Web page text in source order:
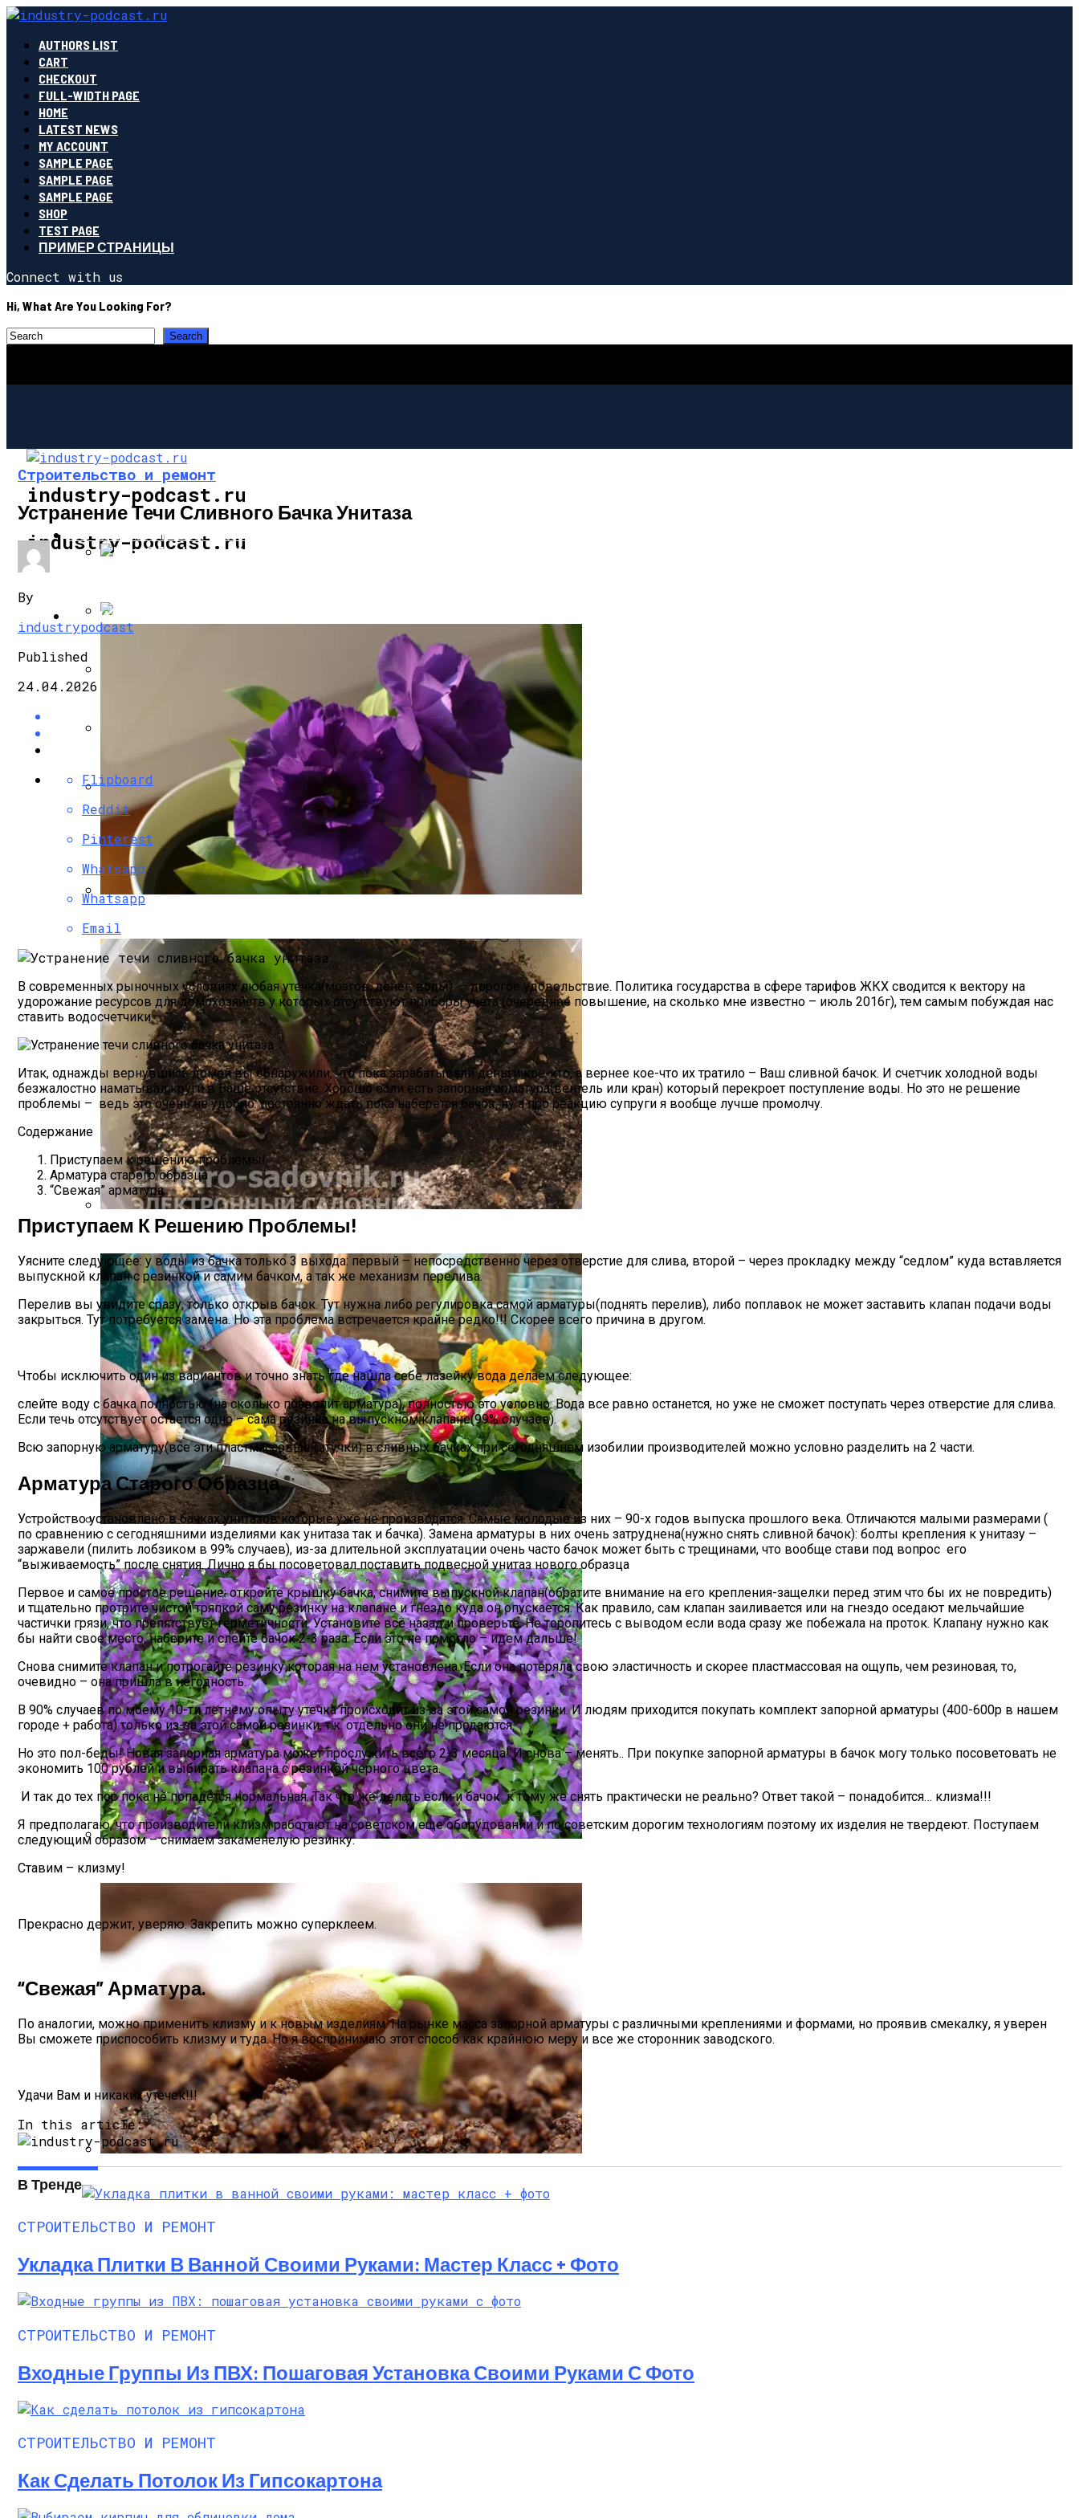
AUTHORS LIST
CART
CHECKOUT
FULL-WIDTH PAGE
HOME
LATEST NEWS
MY ACCOUNT
SAMPLE PAGE
SAMPLE PAGE
SAMPLE PAGE
SHOP
TEST PAGE
ПРИМЕР СТРАНИЦЫ
Connect with us
Hi, What Are You Looking For?
industry-podcast.ru
industry-podcast.ru
СТРОИТЕЛЬСТВО И РЕМОНТ
Дровяная Печка Для Готовки На Даче
Собираем Уличный Камин
Фальш-Камин Своими Руками:
Садовая Печь-Барбекю Своими Руками
САД И ОГОРОД
Как Прорастить Канны После Зимы – Фото Инструкция
Виды Цветов Для Посадки В Апреле, Чтобы Быстрее Зацвели
Размножение Клематиса Семенами
Строительство и ремонт
Устранение Течи Сливного Бачка Унитаза
By
industrypodcast
Published
24.04.2026
Flipboard
Reddit
Pinterest
Whatsapp
Whatsapp
Email
В современных рыночных условиях любая утечка(мозгов, денег, воды) – дорогое удовольствие. Политика государства в сфере тарифов ЖКХ сводится к вектору на
удорожание ресурсов для домохозяйств у которых отсутствуют приборы учета (очередное повышение, на сколько мне известно – июль 2016г), тем самым побуждая нас
ставить водосчетчики.
Итак, однажды вернувшись домой вы обнаружили, что пока зарабатывали деньги кое-кто, а вернее кое-что их тратило – Ваш сливной бачок. И счетчик холодной воды
безжалостно наматывал круги в Ваше отсутствие. Хорошо если есть запорная арматура(вентель или кран) который перекроет поступление воды. Но это не решение
проблемы – ведь это очень не удобно: постоянно ждать пока наберется бачок, ну а про реакцию супруги я вообще лучше промолчу.
Содержание
Приступаем к решению проблемы!
Арматура старого образца
“Свежая” арматура.
Приступаем К Решению Проблемы!
Уясните следующее: у воды из бачка только 3 выхода: первый – непосредственно через отверстие для слива, второй – через прокладку между “седлом” куда вставляется
выпускной клапан с резинкой и самим бачком, а так же механизм перелива.
Перелив вы увидите сразу, только открыв бачок. Тут нужна либо регулировка самой арматуры(поднять перелив), либо поплавок не может заставить клапан подачи воды
закрыться. Тут потребуется замена. Но эта проблема встречается крайне редко!!! Скорее всего причина в другом.
Чтобы исключить один из вариантов и точно знать где нашла себе лазейку вода делаем следующее:
слейте воду с бачка полностью (на сколько позволит арматура), полностью это условно. Вода все равно останется, но уже не сможет поступать через отверстие для слива.
Если течь отсутствует остается одно – сама резинка на выпускном клапане(99% случаев).
Всю запорную арматуру(все эти пластмассовые штучки) в сливных бачках при сегодняшнем изобилии производителей можно условно разделить на 2 части.
Арматура Старого Образца
Устройство установлено в бачках унитазов которые уже не производятся. Самые молодые из них – 90-х годов выпуска прошлого века. Отличаются малыми размерами (
по сравнению с сегодняшними изделиями как унитаза так и бачка). Замена арматуры в них очень затруднена(нужно снять сливной бачок): болты крепления к унитазу –
заржавели (пилить лобзиком в 99% случаев), из-за длительной эксплуатации очень часто бачок может быть с трещинами, что вообще стави под вопрос его
“выживаемость” после снятия. Лично я бы посоветовал поставить подвесной унитаз нового образца
Первое и самое простое решение: откройте крышку бачка, снимите выпускной клапан(обратите внимание на его крепления-защелки перед этим что бы их не повредить)
и тщательно протрите чистой тряпкой саму резинку на клапане и гнездо куда он опускается. Как правило, сам клапан заиливается или на гнездо оседают мельчайшие
частички грязи, что препятствует герметичности. Установите всё назад и проверьте. Не торопитесь с выводом если вода сразу же побежала на проток. Клапану нужно как
бы найти свое место, наберите и слейте бачок 2-3 раза. Если это не помогло – идем дальше!
Снова снимите клапан и потрогайте резинку которая на нем установлена. Если она потеряла свою эластичность и скорее пластмассовая на ощупь, чем резиновая, то,
очевидно – она пришла в негодность.
В 90% случаев по моему 10-ти летнему опыту утечка происходит из-за этой самой резинки. И людям приходится покупать комплект запорной арматуры (400-600р в нашем
городе + работа) только из-за этой самой резинки, т.к. отдельно они не продаются.
Но это пол-беды! Новая запорная арматура может прослужить всего 2-3 месяца! И снова – менять.. При покупке запорной арматуры в бачок могу только посоветовать не
экономить 100 рублей и выбирать клапана с резинкой черного цвета.
И так до тех пор пока не попадется нормальная. Так что же делать если и бачок к тому же снять практически не реально? Ответ такой – понадобится… клизма!!!
Я предполагаю, что производители клизм работают на советском еще оборудовании и по советским дорогим технологиям поэтому их изделия не твердеют. Поступаем
следующим образом – снимаем закаменелую резинку.
Ставим – клизму!
Прекрасно держит, уверяю. Закрепить можно суперклеем.
“Свежая” Арматура.
По аналогии, можно применить клизму и к новым изделиям. На рынке масса запорной арматуры с различными креплениями и формами, но проявив смекалку, я уверен
Вы сможете приспособить клизму и туда. Но я воспринимаю этот способ как крайнюю меру и все же сторонник заводского.
Удачи Вам и никаких утечек!!!
In this article:
В Тренде
СТРОИТЕЛЬСТВО И РЕМОНТ
Укладка Плитки В Ванной Своими Руками: Мастер Класс + Фото
СТРОИТЕЛЬСТВО И РЕМОНТ
Входные Группы Из ПВХ: Пошаговая Установка Своими Руками С Фото
СТРОИТЕЛЬСТВО И РЕМОНТ
Как Сделать Потолок Из Гипсокартона